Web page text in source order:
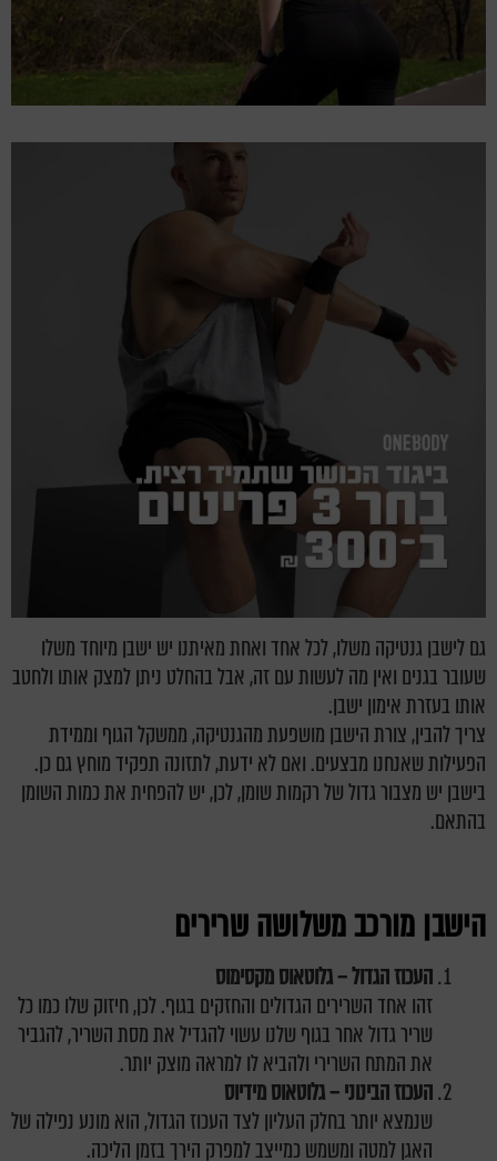
גם לישבן גנטיקה משלו, לכל אחד ואחת מאיתנו יש ישבן מיוחד משלו
שעובר בגנים ואין מה לעשות עם זה, אבל בהחלט ניתן למצק אותו ולחטב
אותו בעזרת אימון ישבן.
צריך להבין, צורת הישבן מושפעת מהגנטיקה, ממשקל הגוף וממידת
הפעילות שאנחנו מבצעים. ואם לא ידעת, לתזונה תפקיד מוחץ גם כן.
בישבן יש מצבור גדול של רקמות שומן, לכן, יש להפחית את כמות השומן
בהתאם.
הישבן מורכב משלושה שרירים
העכוז הגדול – גלוטאוס מקסימוס
זהו אחד השרירים הגדולים והחזקים בגוף. לכן, חיזוק שלו כמו כל
שריר גדול אחר בגוף שלנו עשוי להגדיל את מסת השריר, להגביר
את המתח השרירי ולהביא לו למראה מוצק יותר.
העכוז הבינוני – גלוטאוס מידיוס
שנמצא יותר בחלק העליון לצד העכוז הגדול, הוא מונע נפילה של
האגן למטה ומשמש כמייצב למפרק הירך בזמן הליכה.